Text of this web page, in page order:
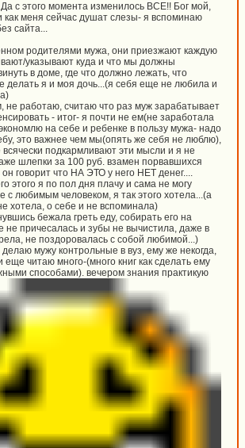
с этого момента изменилось ВСЕ!! Бог мой,
как меня сейчас душат слезы- я вспоминаю
сайта...
родителями мужа, они приезжают каждую
указывают куда и что мы должны
в доме, где что должно лежать, что
делать я и моя дочь...(я себя еще не любила и
не работаю, считаю что раз муж зарабатывает
- итог- я почти не ем(не заработала
на себе и ребенке в пользу мужа- надо
это важнее чем мы(опять же себя не люблю),
подкармливают эти мысли и я не
шлепки за 100 руб. взамен порвавшихся
говорит что НА ЭТО у него НЕТ денег....
этого я по пол дня плачу и сама не могу
с любимым человеком, я так этого хотела...(а
хотела, о себе и не вспоминала)
бежала греть еду, собирать его на
не причесалась и зубы не вычистила, даже в
не поздоровалась с собой любимой...)
мужу контрольные в вуз, ему же некогда,
еще читаю много-(много книг как сделать ему
способами). вечером знания практикую